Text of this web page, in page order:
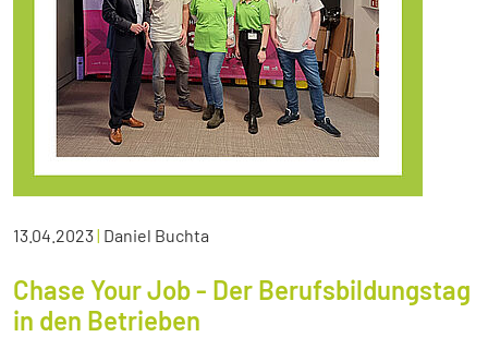
13.04.2023| Daniel Buchta
Chase Your Job - Der Berufsbildungstag
in den Betrieben